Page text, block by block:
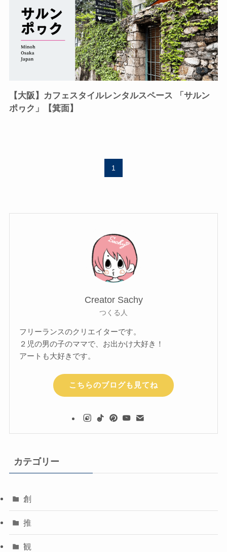
【大阪】カフェスタイルレンタルスペース 「サルン
ポヮク」【箕面】
1
Creator Sachy
つくる人
フリーランスのクリエイターです。
２児の男の子のママで、お出かけ大好き！
アートも大好きです。
こちらのブログも見てね
カテゴリー
創
推
観